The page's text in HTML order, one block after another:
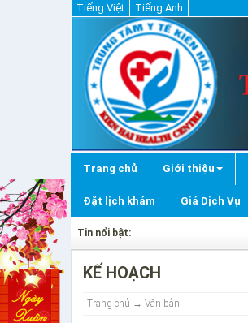
Tiếng Việt Tiếng Anh
Trang chủ Giới thiệu
Đặt lịch khám Giá Dịch Vụ
Tin nổi bật:
KẾ HOẠCH
Trang chủ → Văn bản